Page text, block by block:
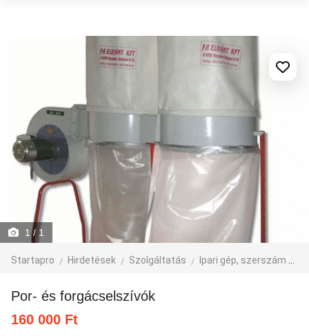
1 / 1
Startapro Hirdetések Szolgáltatás Ipari gép, szerszám
Por- és forgácselszívók
160 000 Ft